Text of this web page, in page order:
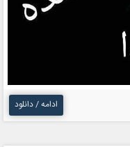
ادامه / دانلود